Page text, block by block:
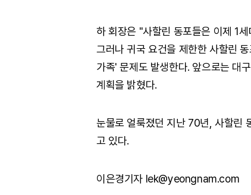
하 회장은 "사할린 동포들은 이제 1
그러나 귀국 요건을 제한한 사할린
가족' 문제도 발생한다. 앞으로는 대
계획을 밝혔다.
눈물로 얼룩졌던 지난 70년, 사할린
고 있다.
이은경기자 lek@yeongnam.com